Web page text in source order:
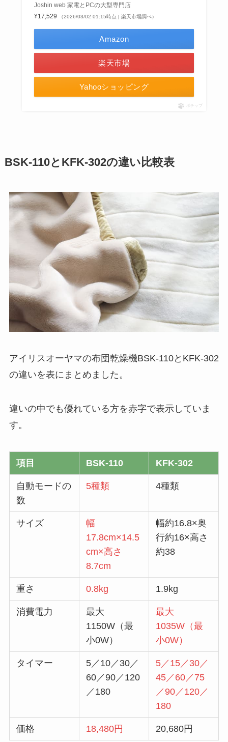
Joshin web 家電とPCの大型専門店
¥17,529
（2026/03/02 01:15時点 | 楽天市場調べ）
Amazon
楽天市場
Yahooショッピング
ポチップ
BSK-110とKFK-302の違い比較表
アイリスオーヤマの布団乾燥機BSK-110とKFK-302
の違いを表にまとめました。
違いの中でも優れている方を赤字で表示していま
す。
項目 BSK-110 KFK-302
自動モードの
数
5種類 4種類
サイズ
幅
17.8cm×14.5
cm×高さ
8.7cm
幅約16.8×奥
行約16×高さ
約38
重さ 0.8kg 1.9kg
消費電力
最大
1150W（最
小0W）
最大
1035W（最
小0W）
タイマー
5／10／30／
60／90／120
／180
5／15／30／
45／60／75
／90／120／
180
価格 18,480円 20,680円